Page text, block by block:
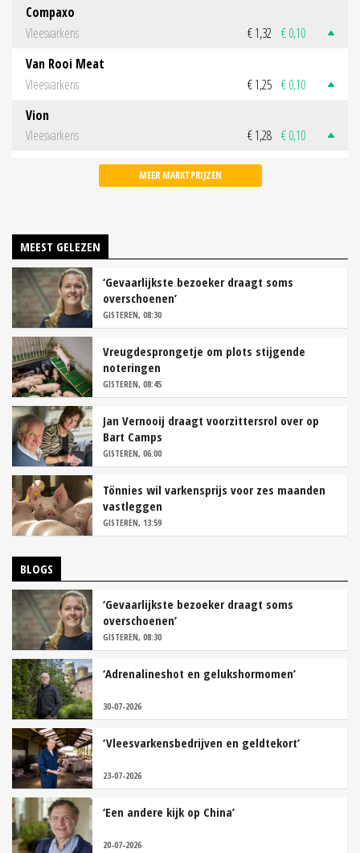
Compaxo
Vleesvarkens
€ 1,32 € 0,10
Van Rooi Meat
Vleesvarkens
€ 1,25 € 0,10
Vion
Vleesvarkens
€ 1,28 € 0,10
MEER MARKTPRIJZEN
MEEST GELEZEN
‘Gevaarlijkste bezoeker draagt soms
overschoenen’
GISTEREN, 08:30
Vreugdesprongetje om plots stijgende
noteringen
GISTEREN, 08:45
Jan Vernooij draagt voorzittersrol over op
Bart Camps
GISTEREN, 06:00
Tönnies wil varkensprijs voor zes maanden
vastleggen
GISTEREN, 13:59
BLOGS
‘Gevaarlijkste bezoeker draagt soms
overschoenen’
GISTEREN, 08:30
‘Adrenalineshot en gelukshormomen’
30-07-2026
‘Vleesvarkensbedrijven en geldtekort’
23-07-2026
‘Een andere kijk op China’
20-07-2026